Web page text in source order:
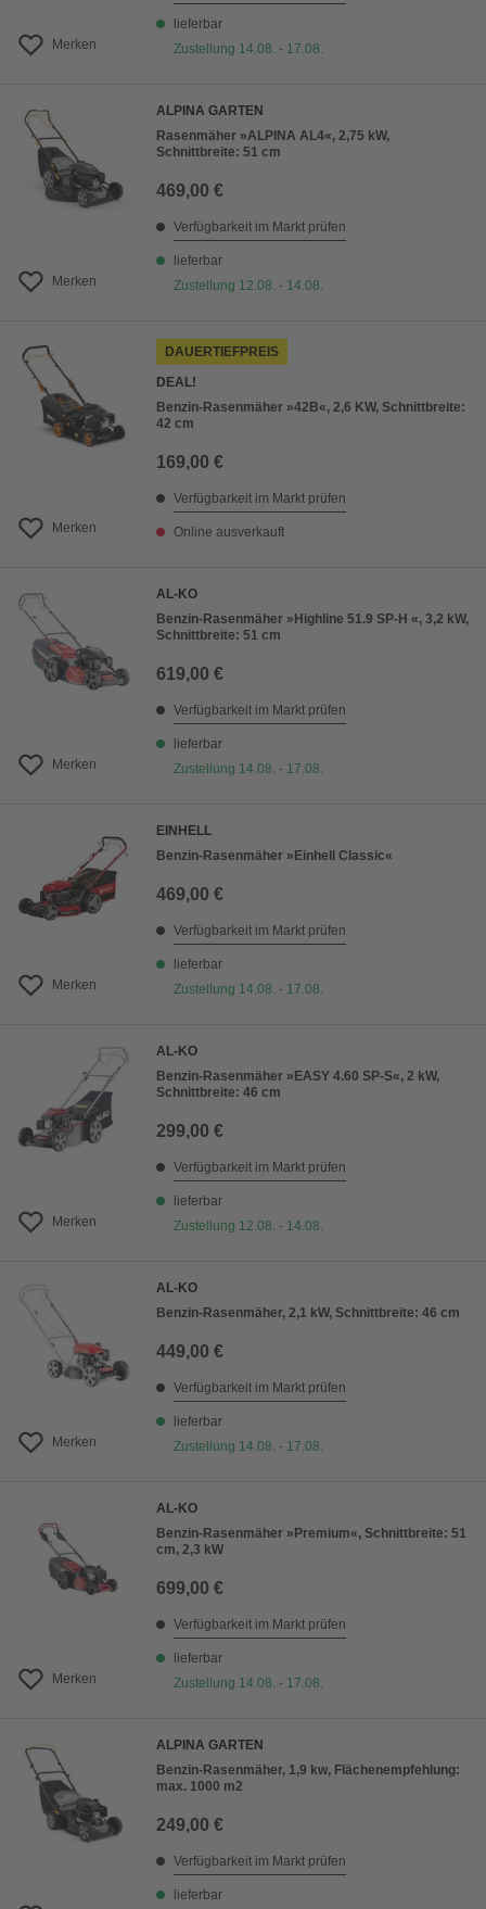
Merken
lieferbar
Zustellung 14.08. - 17.08.
Merken
ALPINA GARTEN
Rasenmäher »ALPINA AL4«, 2,75 kW,
Schnittbreite: 51 cm
469,00 €
Verfügbarkeit im Markt prüfen
lieferbar
Zustellung 12.08. - 14.08.
Merken
DAUERTIEFPREIS
DEAL!
Benzin-Rasenmäher »42B«, 2,6 KW, Schnittbreite:
42 cm
169,00 €
Verfügbarkeit im Markt prüfen
Online ausverkauft
Merken
AL-KO
Benzin-Rasenmäher »Highline 51.9 SP-H «, 3,2 kW,
Schnittbreite: 51 cm
619,00 €
Verfügbarkeit im Markt prüfen
lieferbar
Zustellung 14.08. - 17.08.
Merken
EINHELL
Benzin-Rasenmäher »Einhell Classic«
469,00 €
Verfügbarkeit im Markt prüfen
lieferbar
Zustellung 14.08. - 17.08.
Merken
AL-KO
Benzin-Rasenmäher »EASY 4.60 SP-S«, 2 kW,
Schnittbreite: 46 cm
299,00 €
Verfügbarkeit im Markt prüfen
lieferbar
Zustellung 12.08. - 14.08.
Merken
AL-KO
Benzin-Rasenmäher, 2,1 kW, Schnittbreite: 46 cm
449,00 €
Verfügbarkeit im Markt prüfen
lieferbar
Zustellung 14.08. - 17.08.
Merken
AL-KO
Benzin-Rasenmäher »Premium«, Schnittbreite: 51
cm, 2,3 kW
699,00 €
Verfügbarkeit im Markt prüfen
lieferbar
Zustellung 14.08. - 17.08.
ALPINA GARTEN
Benzin-Rasenmäher, 1,9 kw, Flächenempfehlung:
max. 1000 m2
249,00 €
Verfügbarkeit im Markt prüfen
lieferbar